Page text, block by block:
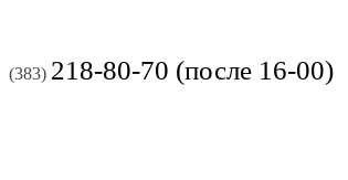
(383) 218-80-70 (после 16-00)